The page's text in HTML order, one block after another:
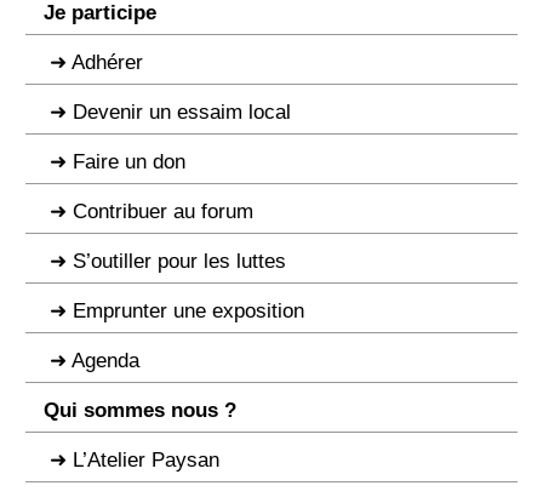
Je participe
Adhérer
Devenir un essaim local
Faire un don
Contribuer au forum
S’outiller pour les luttes
Emprunter une exposition
Agenda
Qui sommes nous ?
L’Atelier Paysan